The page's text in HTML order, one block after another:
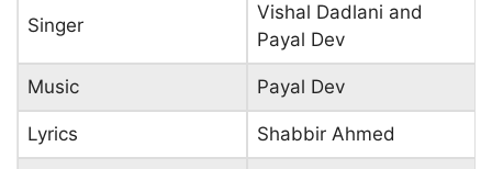
Singer
Vishal Dadlani and
Payal Dev
Music Payal Dev
Lyrics Shabbir Ahmed